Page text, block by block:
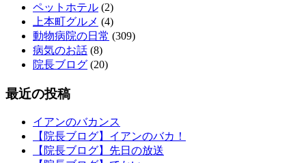
ペットホテル (2)
上本町グルメ (4)
動物病院の日常 (309)
病気のお話 (8)
院長ブログ (20)
最近の投稿
イアンのバカンス
【院長ブログ】イアンのバカ！
【院長ブログ】先日の放送